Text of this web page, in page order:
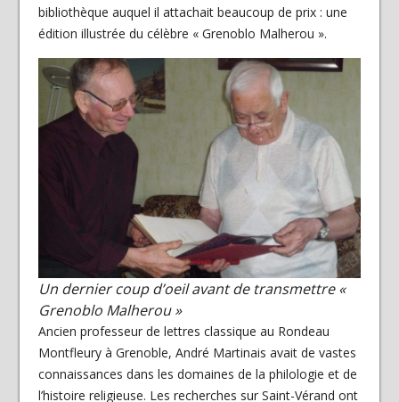
bibliothèque auquel il attachait beaucoup de prix : une
édition illustrée du célèbre « Grenoblo Malherou ».
Un dernier coup d’oeil avant de transmettre «
Grenoblo Malherou »
Ancien professeur de lettres classique au Rondeau
Montfleury à Grenoble, André Martinais avait de vastes
connaissances dans les domaines de la philologie et de
l’histoire religieuse. Les recherches sur Saint-Vérand ont